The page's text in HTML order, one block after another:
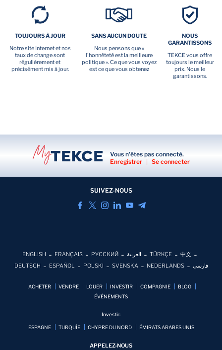
TOUJOURS À JOUR
Notre site Internet et nos
taux de change sont
régulièrement et
précisément mis à jour.
SANS AUCUN DOUTE
Nous pensons que «
l'honnêteté est la meilleure
politique ». Ce que vous voyez
est ce que vous obtenez
NOUS
GARANTISSONS
TEKCE vous offre
toujours le meilleur
prix. Nous le
garantissons.
Vous n'êtes pas connecté.
Enregistrer
| Se connecter
SUIVEZ-NOUS
ENGLISH FRANÇAIS РУССКИЙ العربية TÜRKÇE
中文
DEUTSCH
ESPAÑOL POLSKI SVENSKA NEDERLANDS فارسی
ACHETER VENDRE LOUER INVESTIR COMPAGNIE
BLOG
ÉVÉNEMENTS
Investir:
ESPAGNE TURQUİE CHYPRE DU NORD ÉMIRATS ARABES UNIS
APPELEZ-NOUS